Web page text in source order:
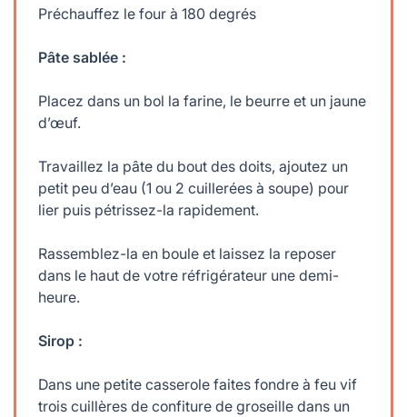
Préchauffez le four à 180 degrés
Pâte sablée :
Placez dans un bol la farine, le beurre et un jaune
d’œuf.
Travaillez la pâte du bout des doits, ajoutez un
petit peu d’eau (1 ou 2 cuillerées à soupe) pour
lier puis pétrissez-la rapidement.
Rassemblez-la en boule et laissez la reposer
dans le haut de votre réfrigérateur une demi-
heure.
Sirop :
Dans une petite casserole faites fondre à feu vif
trois cuillères de confiture de groseille dans un